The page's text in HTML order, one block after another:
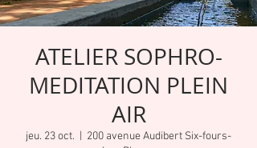
ATELIER SOPHRO-
MEDITATION PLEIN
AIR
jeu. 23 oct.
  |
200 avenue Audibert Six-fours-